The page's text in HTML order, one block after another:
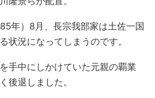
年）8月、長宗我部家は土佐一国
状況になってしまうのです。
手中にしかけていた元親の覇業
後退しました。